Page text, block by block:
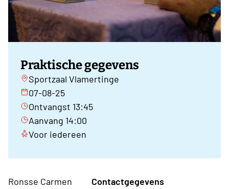
Praktische gegevens
Sportzaal Vlamertinge
07-08-25
Ontvangst 13:45
Aanvang 14:00
Voor iedereen
Ronsse Carmen
Contactgegevens